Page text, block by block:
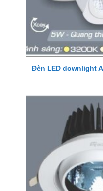
Đèn LED downlight